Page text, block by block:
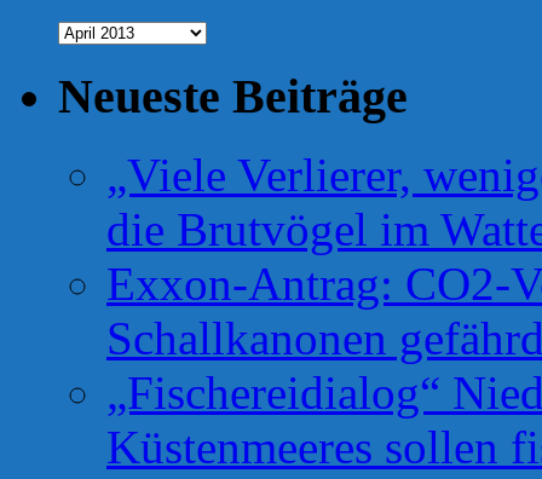
Archiv
Neueste Beiträge
„Viele Verlierer,
die Brutvögel im
Exxon-Antrag: CO2-
Schallkanonen
„Fischereidialog“
Küstenmeeres sollen